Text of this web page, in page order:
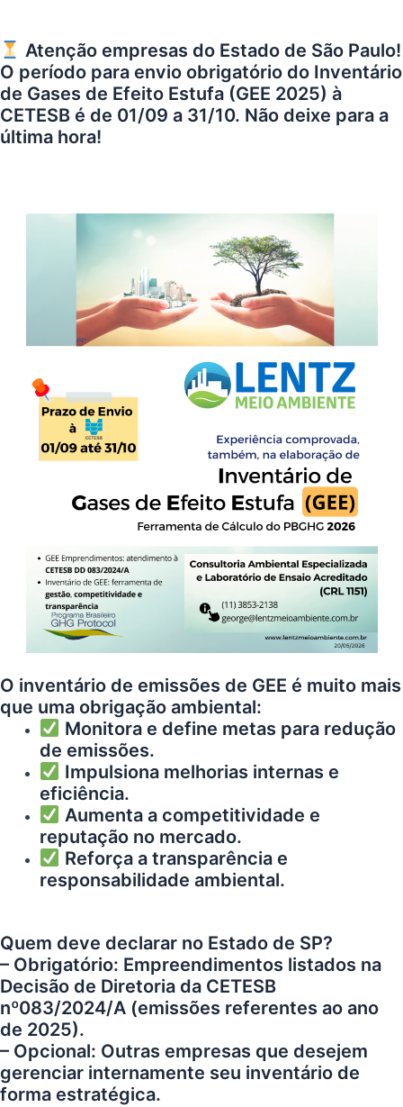
Atenção empresas do Estado de São Paulo!
O período para envio obrigatório do Inventário
de Gases de Efeito Estufa (GEE 2025) à
CETESB é de 01/09 a 31/10. Não deixe para a
última hora!
O inventário de emissões de GEE é muito mais
que uma obrigação ambiental:
Monitora e define metas para redução
de emissões.
Impulsiona melhorias internas e
eficiência.
Aumenta a competitividade e
reputação no mercado.
Reforça a transparência e
responsabilidade ambiental.
Quem deve declarar no Estado de SP?
– Obrigatório: Empreendimentos listados na
Decisão de Diretoria da CETESB
nº083/2024/A (emissões referentes ao ano
de 2025).
– Opcional: Outras empresas que desejem
gerenciar internamente seu inventário de
forma estratégica.